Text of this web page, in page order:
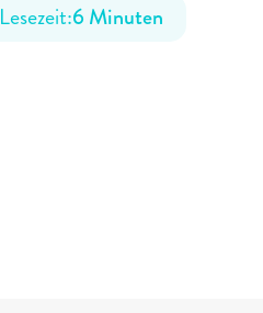
Lesezeit:6 Minuten